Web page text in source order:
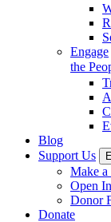
Engage
the
Blog
Support Us
Make
Open
Donor
Donate